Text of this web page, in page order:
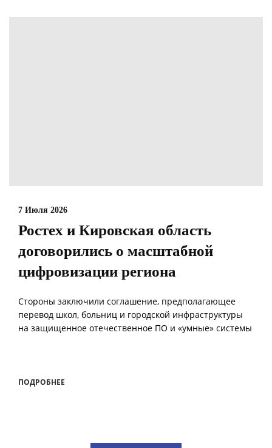
7 Июля 2026
Ростех и Кировская область
договорились о масштабной
цифровизации региона
Стороны заключили соглашение, предполагающее
перевод школ, больниц и городской инфраструктуры
на защищенное отечественное ПО и «умные» системы
ПОДРОБНЕЕ